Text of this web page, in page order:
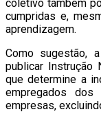
coletivo também
cumpridas e,
aprendizagem.
Como sugestão,
publicar Instrução
que determine a
empregados dos
empresas,